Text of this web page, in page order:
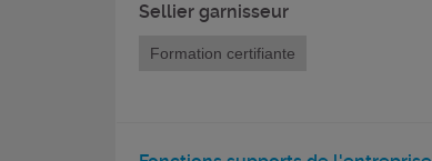
Sellier garnisseur
Formation certifiante